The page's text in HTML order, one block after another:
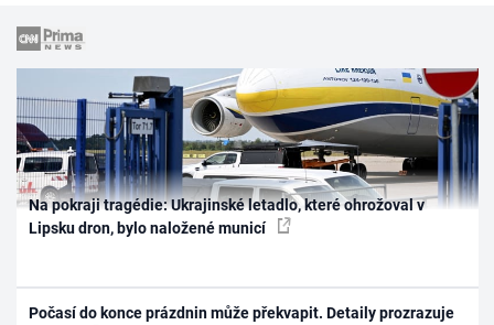
Na pokraji tragédie: Ukrajinské letadlo, které ohrožoval v
Lipsku dron, bylo naložené municí
Počasí do konce prázdnin může překvapit. Detaily prozrazuje